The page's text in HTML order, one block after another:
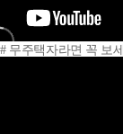
# 무주택자라면 꼭 보